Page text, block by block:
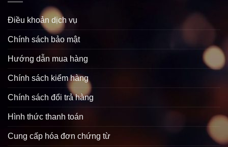
Điều khoản dịch vụ
Chính sách bảo mật
Hướng dẫn mua hàng
Chính sách kiểm hàng
Chính sách đổi trả hàng
Hình thức thanh toán
Cung cấp hóa đơn chứng từ